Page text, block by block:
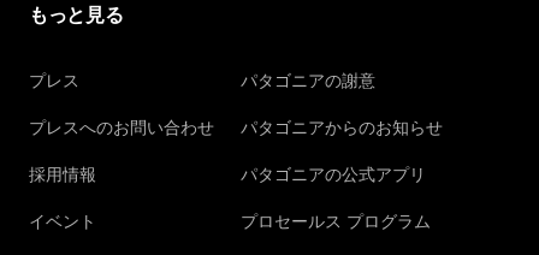
もっと見る
プレス
プレスへのお問い合わせ
採用情報
イベント
パタゴニアの謝意
パタゴニアからのお知らせ
パタゴニアの公式アプリ
プロセールス プログラム